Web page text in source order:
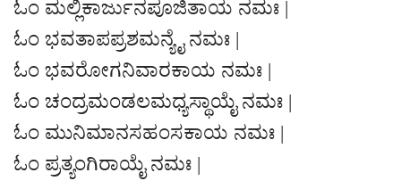
ಓಂ ಮಲ್ಲಿಕಾರ್ಜುನಪೂಜಿತಾಯ ನಮಃ |
ಓಂ ಭವತಾಪಪ್ರಶಮನ್ಯೈ ನಮಃ |
ಓಂ ಭವರೋಗನಿವಾರಕಾಯ ನಮಃ |
ಓಂ ಚಂದ್ರಮಂಡಲಮಧ್ಯಸ್ಥಾಯೈ ನಮಃ |
ಓಂ ಮುನಿಮಾನಸಹಂಸಕಾಯ ನಮಃ |
ಓಂ ಪ್ರತ್ಯಂಗಿರಾಯೈ ನಮಃ |